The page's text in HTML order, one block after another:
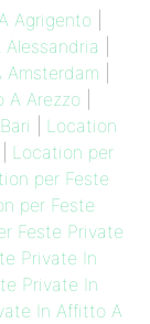
Agrigento
A Arezzo|
Location
Location per
per Feste
per Feste
Feste Private
Private In
Private In
In Affitto A